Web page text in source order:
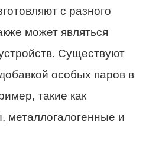
с разного
может являться
Существуют
особых паров в
такие как
металлогалогенные и